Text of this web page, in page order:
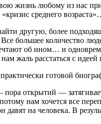
жизнь любому из нас
«кризис среднего
другую, более
большее количество
об ином… и
жаль расстаться с
готовой
открытий —
нам хочется все
давят на человека. В